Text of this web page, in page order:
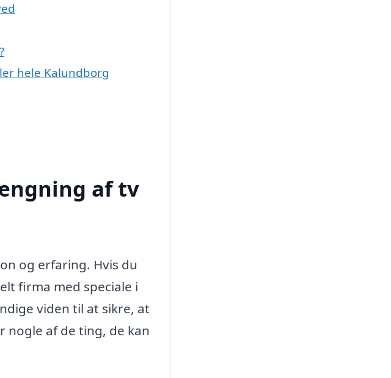
hele Kalundborg
af tv
og erfaring. Hvis du
firma med speciale i
viden til at sikre, at
nogle af de ting, de kan